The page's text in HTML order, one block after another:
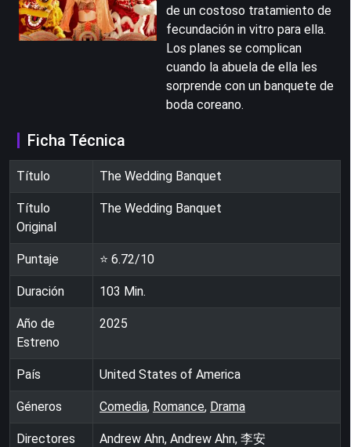
de un costoso tratamiento de
fecundación in vitro para ella.
Los planes se complican
cuando la abuela de ella les
sorprende con un banquete de
boda coreano.
Ficha Técnica
Título The Wedding Banquet
Título
Original
The Wedding Banquet
Puntaje ⭐ 6.72/10
Duración 103 Min.
Año de
Estreno
2025
País United States of America
Géneros Comedia, Romance, Drama
Directores Andrew Ahn, Andrew Ahn, 李安